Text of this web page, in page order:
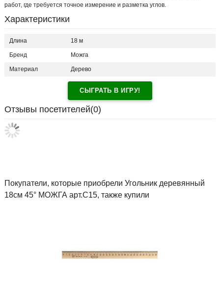
работ, где требуется точное измерение и разметка углов.
Характеристики
Длина 18 м
Бренд Можга
Материал Дерево
СЫГРАТЬ В ИГРУ!
Отзывы посетителей(0)
Покупатели, которые приобрели Угольник деревянный
18см 45° МОЖГА арт.С15, также купили